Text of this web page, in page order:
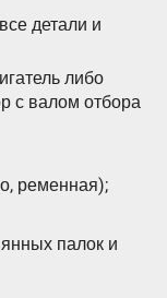
детали и
либо
с валом отбора
ременная);
палок и